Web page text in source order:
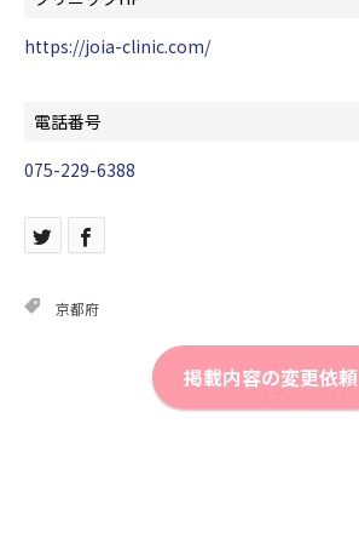
https://joia-clinic.com/
電話番号
075-229-6388
京都府
掲載内容の変更依頼